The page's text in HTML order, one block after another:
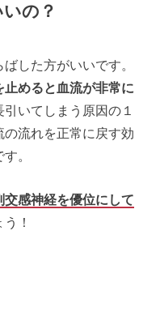
の？
した方がいいです。
めると血流が非常に
いてしまう原因の１
流れを正常に戻す効
。
感神経を優位にして
！